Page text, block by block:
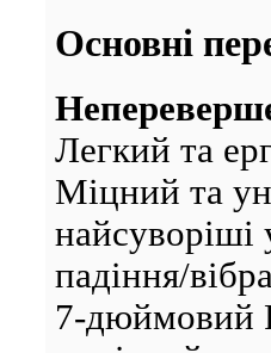
Основні
Легкий та
Міцний та
падіння/
7-дюймовий